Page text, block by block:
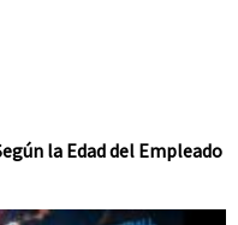
la Edad del Empleado